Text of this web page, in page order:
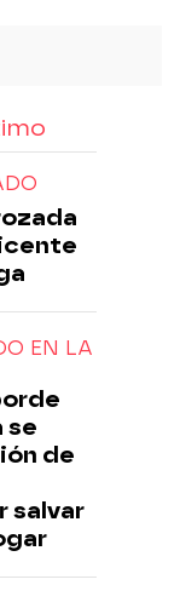
EN LA
se
de
salvar